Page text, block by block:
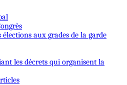
aux grades de la garde
les décrets qui organisent la